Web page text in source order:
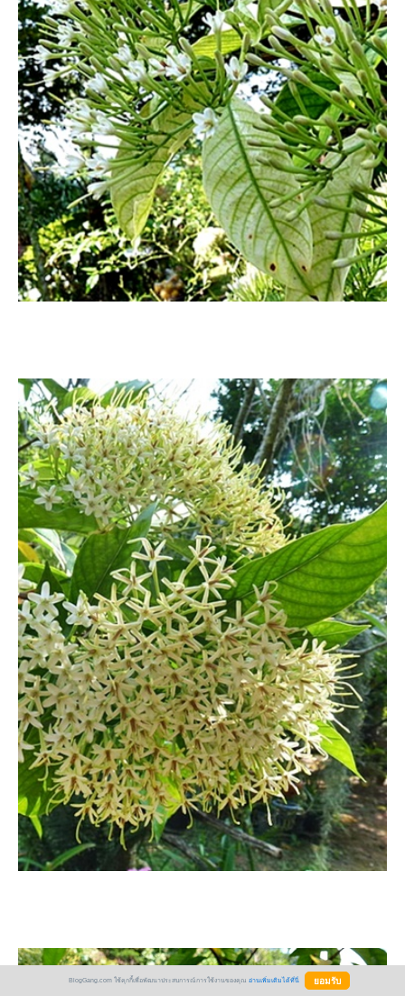
BlogGang.com ใช้คุกกี้เพื่อพัฒนาประสบการณ์การใช้งานของคุณ อ่านเพิ่มเติมได้ที่นี่